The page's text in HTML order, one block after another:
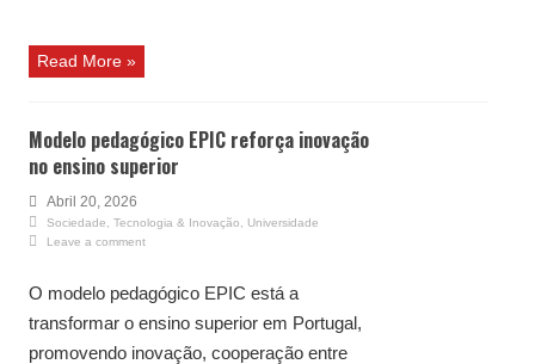
Read More »
Modelo pedagógico EPIC reforça inovação
no ensino superior
Abril 20, 2026
Sociedade, Tecnologia & Inovação, Universidade
Leave a comment
O modelo pedagógico EPIC está a
transformar o ensino superior em Portugal,
promovendo inovação, cooperação entre